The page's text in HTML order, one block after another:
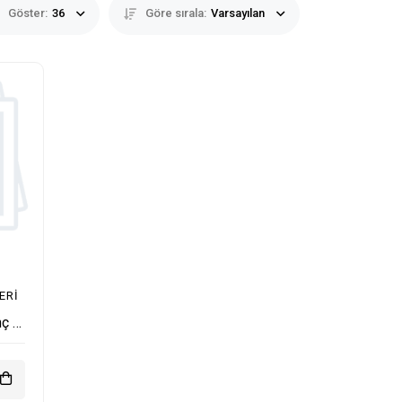
Göster: 36 Göre sırala: Varsayılan
West Sound MT 33 T 3x3 inç 60 Watt 100V Hat Trafolu Pasif Duvar Hoparlörü